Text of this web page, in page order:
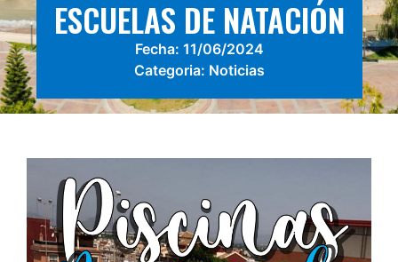
ESCUELAS DE NATACIÓN
Fecha: 11/06/2024
Categoria: Noticias